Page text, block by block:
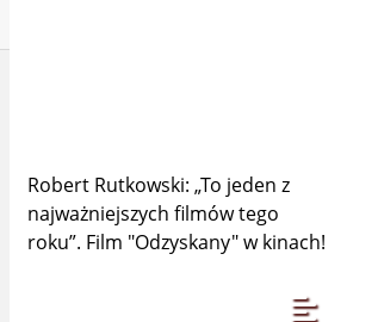
Robert Rutkowski: „To jeden z
najważniejszych filmów tego
roku”. Film "Odzyskany" w kinach!